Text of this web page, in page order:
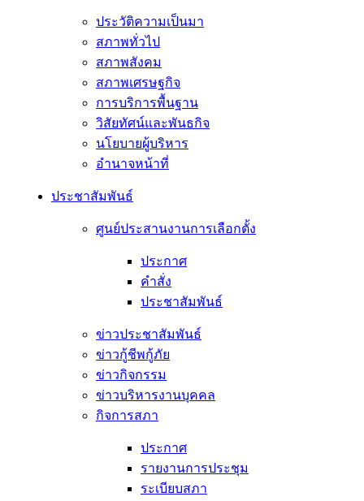
ประวัติความเป็นมา
สภาพทั่วไป
สภาพสังคม
สภาพเศรษฐกิจ
การบริการพื้นฐาน
วิสัยทัศน์และพันธกิจ
นโยบายผู้บริหาร
อํานาจหน้าที่
ประชาสัมพันธ์
ศูนย์ประสานงานการเลือกตั้ง
ประกาศ
คำสั่ง
ประชาสัมพันธ์
ข่าวประชาสัมพันธ์
ข่าวกู้ชีพกู้ภัย
ข่าวกิจกรรม
ข่าวบริหารงานบุคคล
กิจการสภา
ประกาศ
รายงานการประชุม
ระเบียบสภา